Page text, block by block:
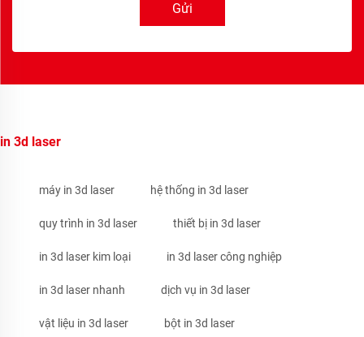
Gửi
in 3d laser
máy in 3d laser hệ thống in 3d laser
quy trình in 3d laser thiết bị in 3d laser
in 3d laser kim loại in 3d laser công nghiệp
in 3d laser nhanh dịch vụ in 3d laser
vật liệu in 3d laser bột in 3d laser